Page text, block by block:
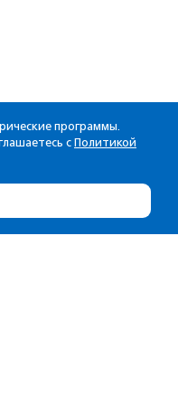
программы.
с Политикой